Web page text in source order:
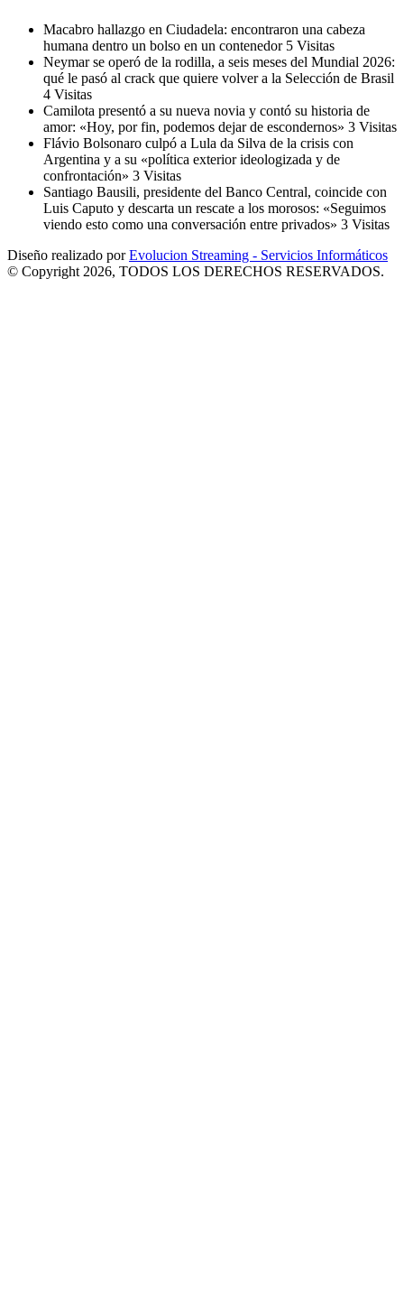
Macabro hallazgo en Ciudadela: encontraron una cabeza
humana dentro un bolso en un contenedor 5 Visitas
Neymar se operó de la rodilla, a seis meses del Mundial 2026:
qué le pasó al crack que quiere volver a la Selección de Brasil
4 Visitas
Camilota presentó a su nueva novia y contó su historia de
amor: «Hoy, por fin, podemos dejar de escondernos» 3 Visitas
Flávio Bolsonaro culpó a Lula da Silva de la crisis con
Argentina y a su «política exterior ideologizada y de
confrontación» 3 Visitas
Santiago Bausili, presidente del Banco Central, coincide con
Luis Caputo y descarta un rescate a los morosos: «Seguimos
viendo esto como una conversación entre privados» 3 Visitas
Diseño realizado porEvolucion Streaming - Servicios Informáticos
© Copyright 2026, TODOS LOS DERECHOS RESERVADOS.